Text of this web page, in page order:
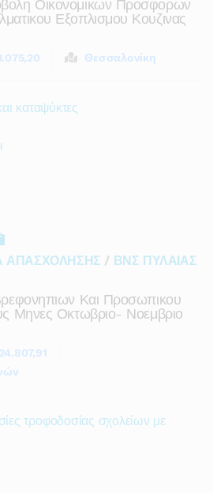
Οικονομικων Προσφορων
Εξοπλισμου Κουζινας
Θεσσαλονίκη
καταψύκτες
ΑΠΑΣΧΟΛΗΣΗΣ / ΒΝΣ ΠΥΛΑΙΑΣ
Και Προσωπικου
Μηνες Οκτωβριο- Νοεμβριο
24.807,91
τροφοδοσίας σχολείων με